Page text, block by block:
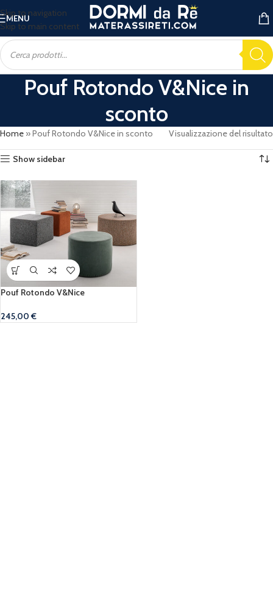
Skip to navigation
Skip to main content
MENU
Pouf Rotondo V&Nice in
sconto
Home »Pouf Rotondo V&Nice in sconto Visualizzazione del risultato
Show sidebar
Pouf Rotondo V&Nice
245,00€